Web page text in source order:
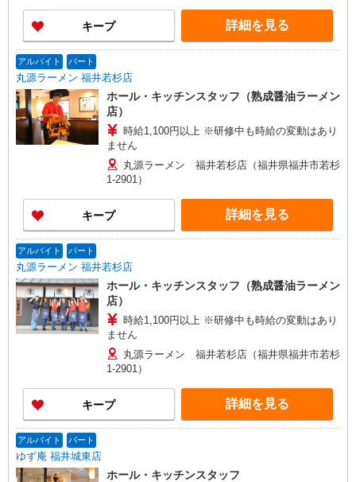
キープ 詳細を見る
アルバイト パート
丸源ラーメン 福井若杉店
ホール・キッチンスタッフ（熟成醤油ラーメン
店）
時給1,100円以上 ※研修中も時給の変動はあり
ません
丸源ラーメン 福井若杉店（福井県福井市若杉
1-2901）
キープ 詳細を見る
アルバイト パート
丸源ラーメン 福井若杉店
ホール・キッチンスタッフ（熟成醤油ラーメン
店）
時給1,100円以上 ※研修中も時給の変動はあり
ません
丸源ラーメン 福井若杉店（福井県福井市若杉
1-2901）
キープ 詳細を見る
アルバイト パート
ゆず庵 福井城東店
ホール・キッチンスタッフ